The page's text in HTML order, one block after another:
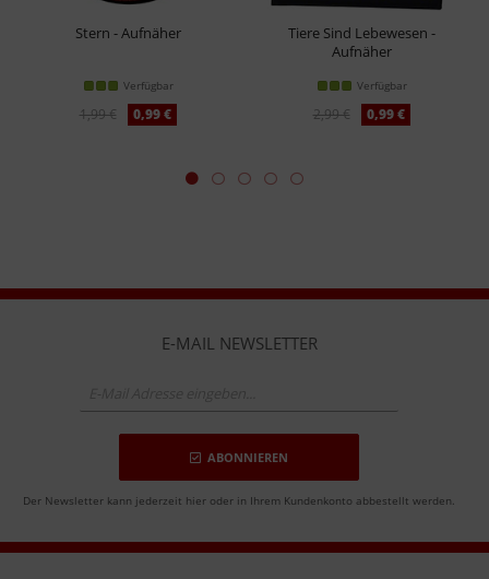
Stern - Aufnäher
Verfügbar
1,99 € 0,99 €
Tiere Sind Lebewesen -
Aufnäher
Verfügbar
2,99 € 0,99 €
E-MAIL NEWSLETTER
ABONNIEREN
Der Newsletter kann jederzeit hier oder in Ihrem Kundenkonto abbestellt werden.